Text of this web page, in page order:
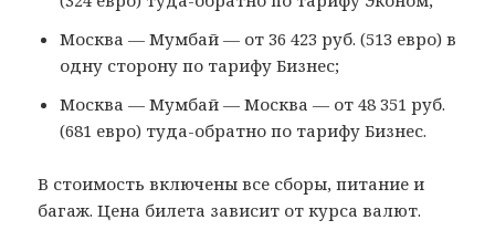
Москва — Мумбай — от 36 423 руб. (513 евро) в
одну сторону по тарифу Бизнес;
Москва — Мумбай — Москва — от 48 351 руб.
(681 евро) туда-обратно по тарифу Бизнес.
В стоимость включены все сборы, питание и
багаж. Цена билета зависит от курса валют.